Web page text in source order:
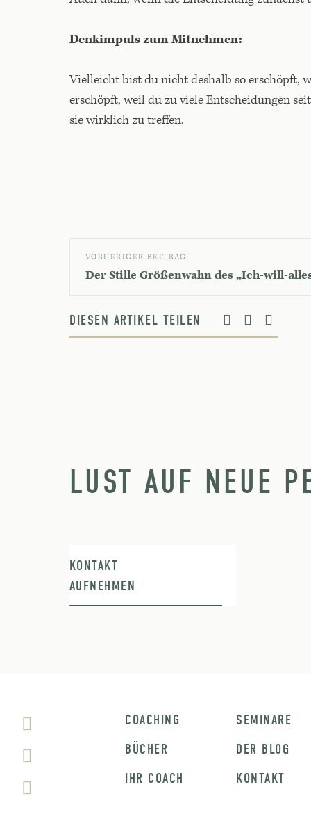
Denkimpuls zum Mitnehmen:
Vielleicht bist du nicht deshalb so erschöpft,
erschöpft, weil du zu viele Entscheidungen
sie wirklich zu treffen.
VORHERIGER BEITRAG
Der Stille Größenwahn des „Ich-will-
DIESEN ARTIKEL TEILEN
LUST AUF NEUE
KONTAKT
AUFNEHMEN
COACHING
BÜCHER
IHR COACH
SEMINARE
DER BLOG
KONTAKT